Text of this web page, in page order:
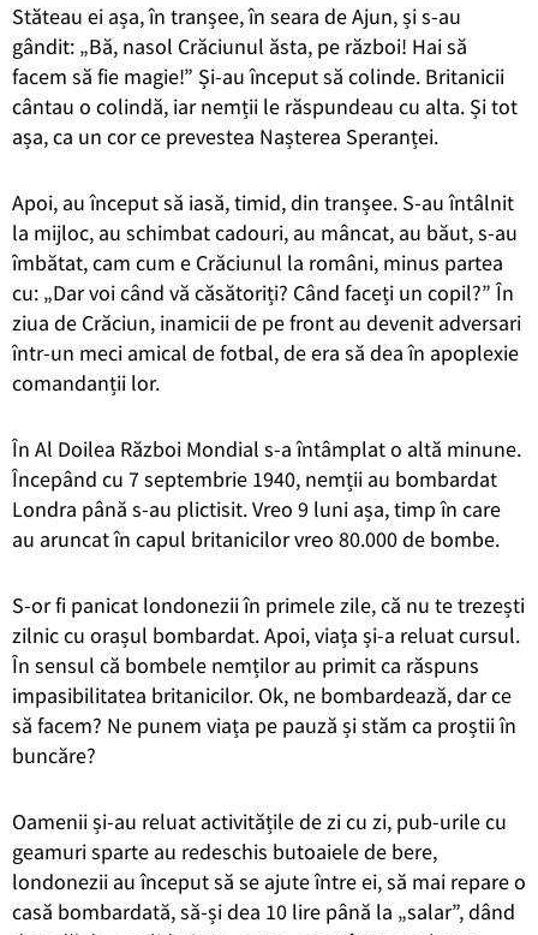
Stăteau ei așa, în tranșee, în seara de Ajun, și s-au
gândit: „Bă, nasol Crăciunul ăsta, pe război! Hai să
facem să fie magie!” Și-au început să colinde. Britanicii
cântau o colindă, iar nemții le răspundeau cu alta. Și tot
așa, ca un cor ce prevestea Nașterea Speranței.
Apoi, au început să iasă, timid, din tranșee. S-au întâlnit
la mijloc, au schimbat cadouri, au mâncat, au băut, s-au
îmbătat, cam cum e Crăciunul la români, minus partea
cu: „Dar voi când vă căsătoriți? Când faceți un copil?” În
ziua de Crăciun, inamicii de pe front au devenit adversari
într-un meci amical de fotbal, de era să dea în apoplexie
comandanții lor.
În Al Doilea Război Mondial s-a întâmplat o altă minune.
Începând cu 7 septembrie 1940, nemții au bombardat
Londra până s-au plictisit. Vreo 9 luni așa, timp în care
au aruncat în capul britanicilor vreo 80.000 de bombe.
S-or fi panicat londonezii în primele zile, că nu te trezești
zilnic cu orașul bombardat. Apoi, viața și-a reluat cursul.
În sensul că bombele nemților au primit ca răspuns
impasibilitatea britanicilor. Ok, ne bombardează, dar ce
să facem? Ne punem viața pe pauză și stăm ca proștii în
buncăre?
Oamenii și-au reluat activitățile de zi cu zi, pub-urile cu
geamuri sparte au redeschis butoaiele de bere,
londonezii au început să se ajute între ei, să mai repare o
casă bombardată, să-și dea 10 lire până la „salar”, dând